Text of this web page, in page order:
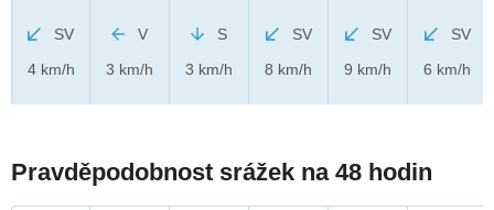
SV
4 km/h
V
3 km/h
S
3 km/h
SV
8 km/h
SV
9 km/h
SV
6 km/h
Pravděpodobnost srážek na 48 hodin